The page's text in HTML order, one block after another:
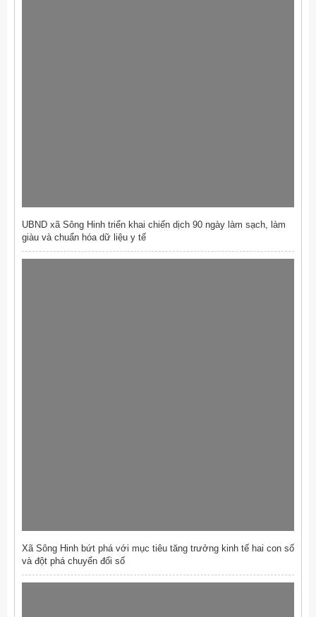
UBND xã Sông Hinh triển khai chiến dịch 90 ngày làm sạch, làm
giàu và chuẩn hóa dữ liệu y tế
Xã Sông Hinh bứt phá với mục tiêu tăng trưởng kinh tế hai con số
và đột phá chuyển đổi số